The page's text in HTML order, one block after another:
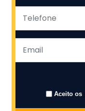
Aceito os